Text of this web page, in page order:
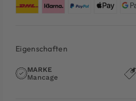
Eigenschaften
MARKE
Mancage